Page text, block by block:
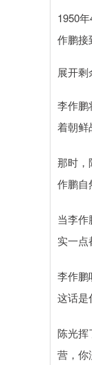
1950
作鹏接
展开剩
李作鹏
着朝鲜
那时，
作鹏自
当李
实一点
李作鹏
这话是
陈光挥
营，你